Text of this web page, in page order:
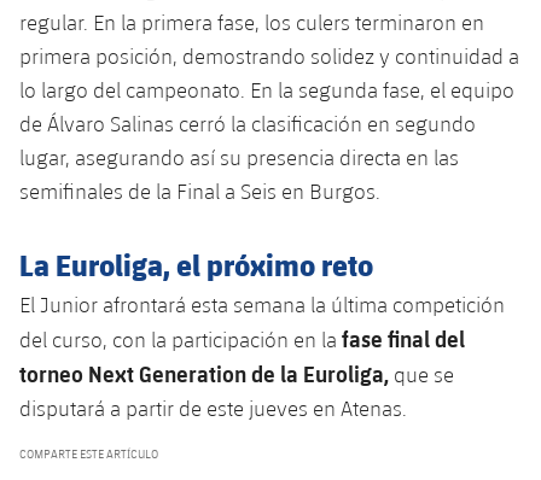
regular. En la primera fase, los culers terminaron en
primera posición, demostrando solidez y continuidad a
lo largo del campeonato. En la segunda fase, el equipo
de Álvaro Salinas cerró la clasificación en segundo
lugar, asegurando así su presencia directa en las
semifinales de la Final a Seis en Burgos.
La Euroliga, el próximo reto
El Junior afrontará esta semana la última competición
del curso, con la participación en la fase final del
torneo Next Generation de la Euroliga, que se
disputará a partir de este jueves en Atenas.
COMPARTE ESTE ARTÍCULO